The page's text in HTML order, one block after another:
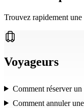
Trouvez rapidement
Voyageurs
Comment réserver un
Comment annuler